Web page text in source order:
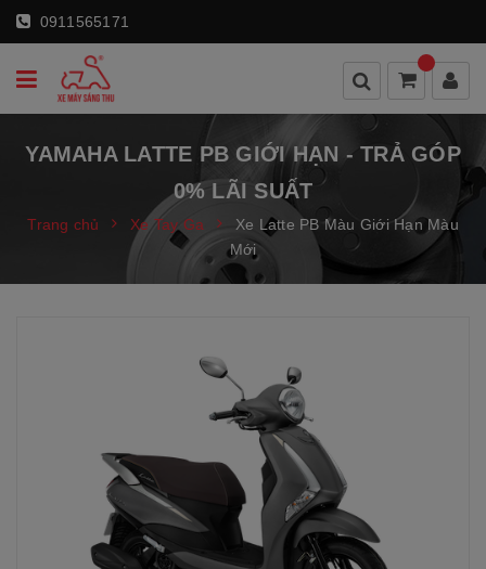
0911565171
YAMAHA LATTE PB GIỚI HẠN - TRẢ GÓP
0% LÃI SUẤT
Trang chủ Xe Tay Ga
Xe Latte PB Màu Giới Hạn Màu
Mới